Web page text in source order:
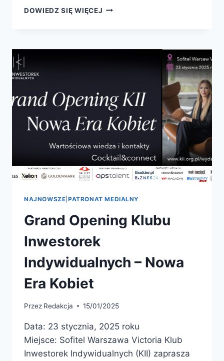
DOWIEDZ SIĘ WIĘCEJ
NAJNOWSZE PATRONAT MEDIALNY
Grand Opening Klubu
Inwestorek
Indywidualnych – Nowa
Era Kobiet
Przez Redakcja 15/01/2025
Data: 23 stycznia, 2025 roku
Miejsce: Sofitel Warszawa Victoria Klub
Inwestorek Indywidualnych (KII) zaprasza